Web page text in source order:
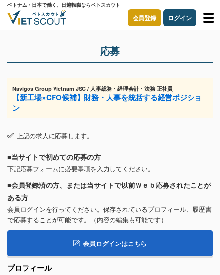
ベトナム・日本で働く、日越転職ならベトスカウト
会員登録 ログイン
応募
Navigos Group Vietnam JSC / 人事総務・経理会計・法務 正社員
【新工場×CFO候補】財務・人事を統括する経営ポジショ
ン
上記の求人に応募します。
■当サイトで初めての応募の方
下記応募フォームに必要事項を入力してください。
■会員登録済の方、または当サイトで以前Ｗｅｂ応募されたことが
ある方
会員ログインを行ってください。保存されているプロフィール、履歴書
で応募することが可能です。（内容の編集も可能です）
会員ログインはこちら
プロフィール